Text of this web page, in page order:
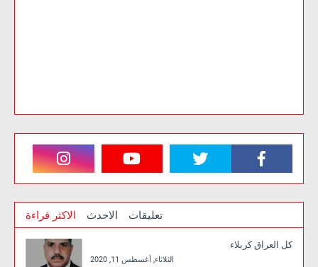
الاكثر قراءة الاحدث تعليقات
كل العراق كربلاء
الثلاثاء, أغسطس 11, 2020